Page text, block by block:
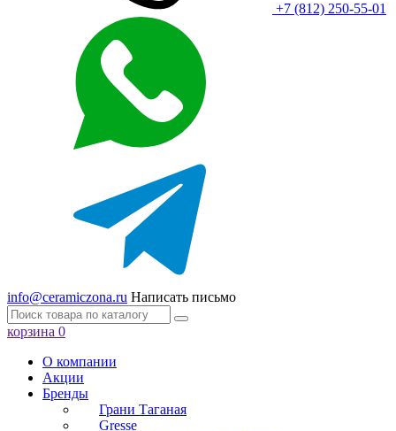
+7 (812) 250-55-01
info@ceramiczona.ru Написать письмо
корзина 0
О компании
Акции
Бренды
Грани Таганая
Gresse